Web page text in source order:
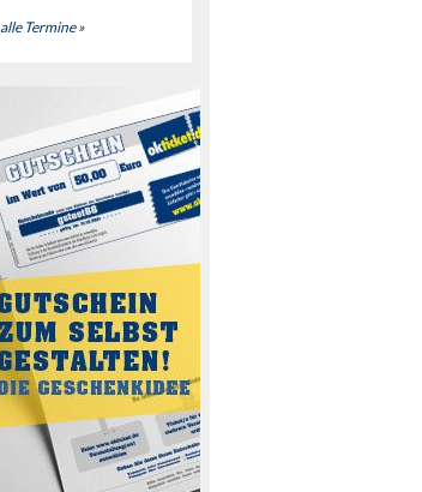
alle Termine »